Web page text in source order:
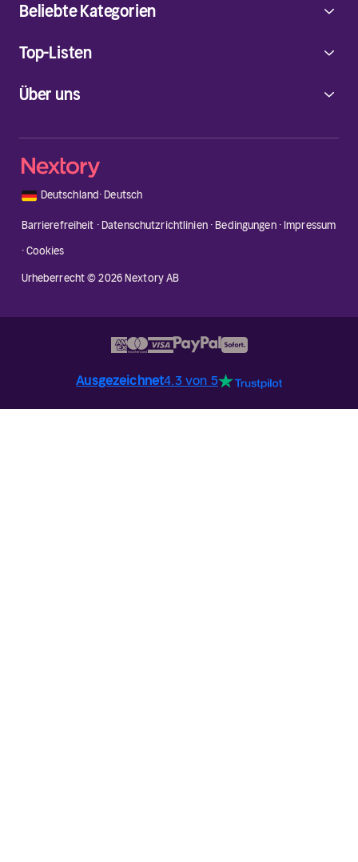
Über uns
Beliebte Kategorien
Top-Listen
🇩🇪 Deutschland·Deutsch
Barrierefreiheit ·Datenschutzrichtlinien·Bedingungen· Impressum
·Cookies
Urheberrecht © 2026 Nextory AB
Ausgezeichnet4.3 von 5